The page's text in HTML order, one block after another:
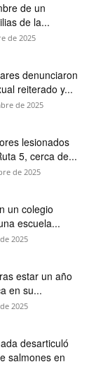
de un
de la...
de 2025
denunciaron
reiterado y...
de 2025
lesionados
5, cerca de...
de 2025
un colegio
escuela...
2025
estar un año
en su...
2025
desarticuló
salmones en